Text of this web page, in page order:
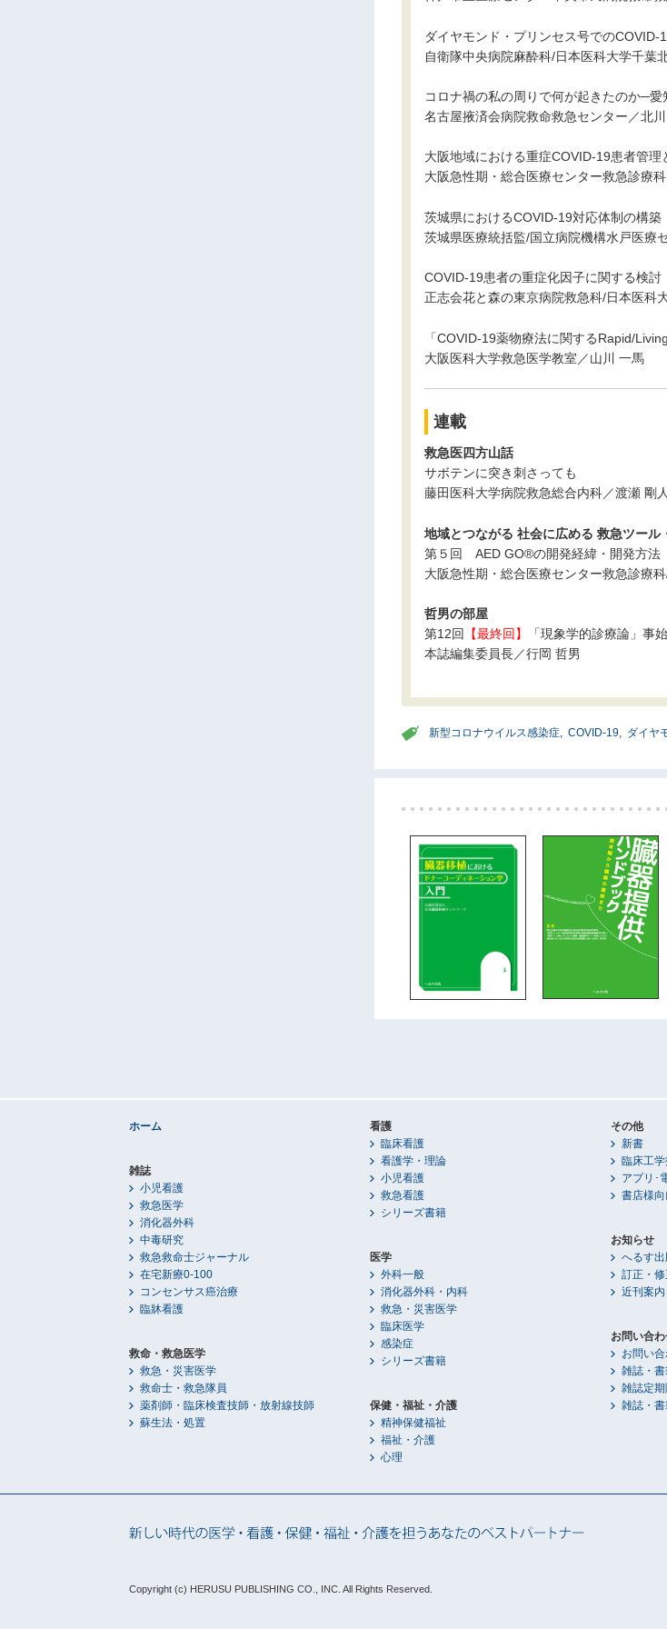
ダイヤモンド・プリンセス号での
自衛隊中央病院麻酔科/日本医科大学千
コロナ禍の私の周りで何が起きたのか─
名古屋掖済会病院救命救急センター／北
大阪地域における重症COVID-19患者管
大阪急性期・総合医療センター救急診療
茨城県におけるCOVID-19対応体制の構築
茨城県医療統括監/国立病院機構水戸医療
COVID-19患者の重症化因子に関する検討
正志会花と森の東京病院救急科/日本医
「COVID-19薬物療法に関するRapid/
大阪医科大学救急医学教室／山川 一馬
連載
救急医四方山話
サボテンに突き刺さっても
藤田医科大学病院救急総合内科／渡瀬 剛人
地域とつながる 社会に広める 救急ツール
第５回 AED GO®の開発経緯・開発方法
大阪急性期・総合医療センター救急診療
哲男の部屋
第12回
【最終回】
「現象学的診療論」事
本誌編集委員長／行岡 哲男
新型コロナウイルス感染症, COVID-19, ダイヤ
ホーム
雑誌
小児看護
救急医学
消化器外科
中毒研究
救急救命士ジャーナル
在宅新療0-100
コンセンサス癌治療
臨牀看護
救命・救急医学
救急・災害医学
救命士・救急隊員
薬剤師・臨床検査技師・放射線技師
蘇生法・処置
看護
臨床看護
看護学・理論
小児看護
救急看護
シリーズ書籍
医学
外科一般
消化器外科・内科
救急・災害医学
臨床医学
感染症
シリーズ書籍
保健・福祉・介護
精神保健福祉
福祉・介護
心理
その他
新書
臨床工
アプリ･
書店様
お知らせ
へるす
訂正・
近刊案内
お問い合
お問い
雑誌・
雑誌定
雑誌・
Copyright (c) HERUSU PUBLISHING CO., INC. All Rights Reserved.